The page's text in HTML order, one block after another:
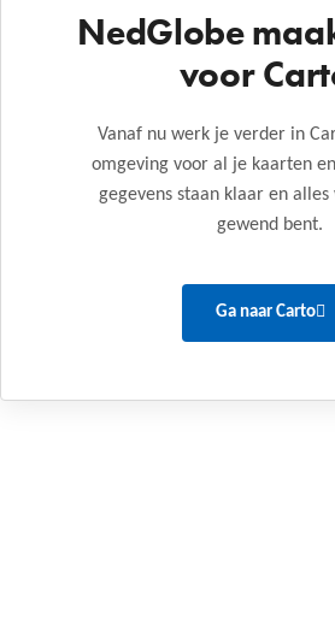
NedGlobe
voor
Vanaf nu werk je verder in
omgeving voor al je kaarten
gegevens staan klaar en
gewend bent.
Ga naar Carto